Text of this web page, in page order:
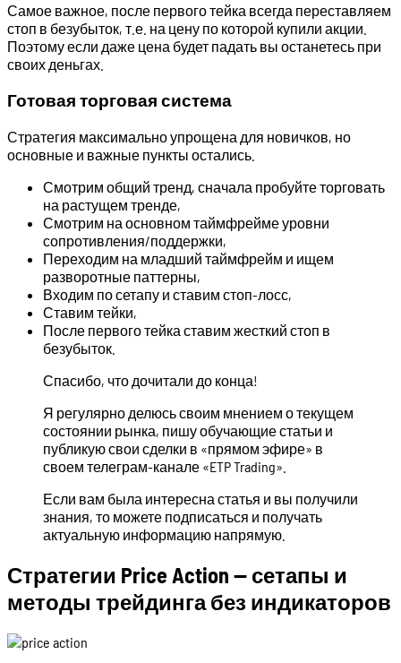
Самое важное, после первого тейка всегда переставляем
стоп в безубыток, т.е. на цену по которой купили акции.
Поэтому если даже цена будет падать вы останетесь при
своих деньгах.
Готовая торговая система
Стратегия максимально упрощена для новичков, но
основные и важные пункты остались.
Смотрим общий тренд, сначала пробуйте торговать
на растущем тренде,
Смотрим на основном таймфрейме уровни
сопротивления/поддержки,
Переходим на младший таймфрейм и ищем
разворотные паттерны,
Входим по сетапу и ставим стоп-лосс,
Ставим тейки,
После первого тейка ставим жесткий стоп в
безубыток.
Спасибо, что дочитали до конца!
Я регулярно делюсь своим мнением о текущем
состоянии рынка, пишу обучающие статьи и
публикую свои сделки в «прямом эфире» в
своем телеграм-канале «ETP Trading».
Если вам была интересна статья и вы получили
знания, то можете подписаться и получать
актуальную информацию напрямую.
Стратегии Price Action — сетапы и
методы трейдинга без индикаторов